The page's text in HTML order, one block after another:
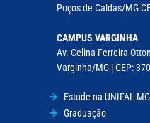
Poços de Caldas/MG
CAMPUS VARGINHA
Av. Celina Ferreira
Varginha/MG | CEP:
Estude na UNIFAL-MG
Graduação